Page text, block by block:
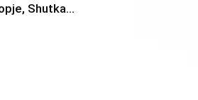
Shutka...